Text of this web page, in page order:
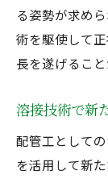
る姿勢が求め
術を駆使して
長を遂げること
溶接技術で新
配管工として
を活用して新